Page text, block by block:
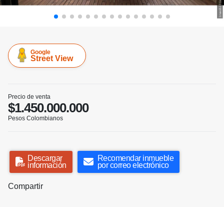
Google
Street View
Precio de venta
$1.450.000.000
Pesos Colombianos
Descargar
información
Recomendar inmueble
por correo electrónico
Compartir